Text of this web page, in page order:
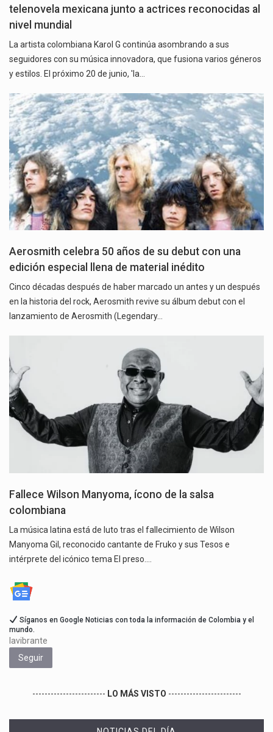
telenovela mexicana junto a actrices reconocidas al
nivel mundial
La artista colombiana Karol G continúa asombrando a sus
seguidores con su música innovadora, que fusiona varios géneros
y estilos. El próximo 20 de junio, 'la…
Aerosmith celebra 50 años de su debut con una
edición especial llena de material inédito
Cinco décadas después de haber marcado un antes y un después
en la historia del rock, Aerosmith revive su álbum debut con el
lanzamiento de Aerosmith (Legendary…
Fallece Wilson Manyoma, ícono de la salsa
colombiana
La música latina está de luto tras el fallecimiento de Wilson
Manyoma Gil, reconocido cantante de Fruko y sus Tesos e
intérprete del icónico tema El preso.…
Síganos en Google Noticias con toda la información de Colombia y el
mundo.
lavibrante
Seguir
------------------------ LO MÁS VISTO ------------------------